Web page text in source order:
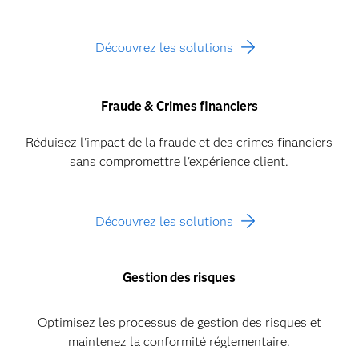
Découvrez les solutions
Fraude & Crimes financiers
Réduisez l'impact de la fraude et des crimes financiers
sans compromettre l'expérience client.
Découvrez les solutions
Gestion des risques
Optimisez les processus de gestion des risques et
maintenez la conformité réglementaire.